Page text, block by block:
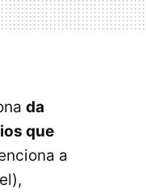
da
que
a